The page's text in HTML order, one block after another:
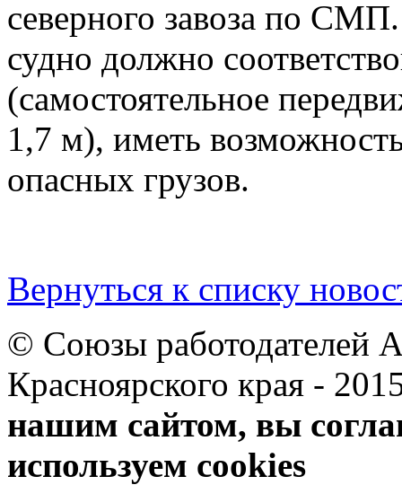
северного завоза по
судно должно
(самостоятельное
1,7 м), иметь
опасных грузов.
Вернуться к списку
© Союзы работодателей
Красноярского
нашим сайтом, вы
используем cookies